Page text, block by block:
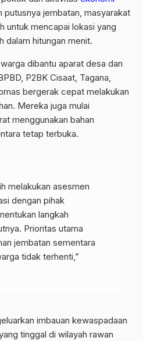
putusnya jembatan, masyarakat
untuk mencapai lokasi yang
dalam hitungan menit.
dibantu aparat desa dan
P2BK Cisaat, Tagana,
bergerak cepat melakukan
Mereka juga mulai
menggunakan bahan
tetap terbuka.
melakukan asesmen
dengan pihak
langkah
Prioritas utama
jembatan sementara
tidak terhenti,”
imbauan kewaspadaan
tinggal di wilayah rawan